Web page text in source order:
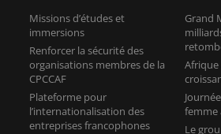
Missions d’études et
immersions
Renforcer la sécurité des
organisations membres de la
CPCCAF
Plateforme pour
l’internationalisation des
entreprises francophones
Grand
Afrique
femme
Le